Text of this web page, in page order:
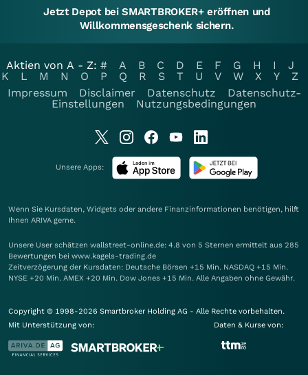
Jetzt Depot bei SMARTBROKER+ eröffnen und
Willkommensgeschenk sichern.
Aktien von A - Z: # A B C D E F G H I
J
K
L M N O P Q R S T U V W X Y
Z
Impressum
Disclaimer Datenschutz
Datenschutz-
Einstellungen
Nutzungsbedingungen
Unsere Apps:
Wenn Sie Kursdaten, Widgets oder andere Finanzinformationen benötigen, hilft
Ihnen ARIVA gerne.
Unsere User schätzen wallstreet-online.de: 4.8 von 5 Sternen ermittelt aus 285
Bewertungen bei www.kagels-trading.de
Zeitverzögerung der Kursdaten: Deutsche Börsen +15 Min. NASDAQ +15 Min.
NYSE +20 Min. AMEX +20 Min. Dow Jones +15 Min. Alle Angaben ohne Gewähr.
Copyright © 1998-2026 Smartbroker Holding AG - Alle Rechte vorbehalten.
Mit Unterstützung von:
Daten & Kurse von: